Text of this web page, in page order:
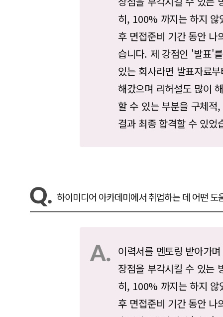
히, 100% 까지는 하지 않
후 면접준비 기간 동안 나
습니다. 제 강점인 '발표'
있는 회사라면 발표자료
해갔으며 리허설도 많이
할 수 있는 부분을 구체적
결과 최종 합격할 수 있었
하이미디어 아카데미에서 취업하는 데 어떤 도
이력서를 멘토링 받아가
장점을 부각시킬 수 있는
히, 100% 까지는 하지 않
후 면접준비 기간 동안 나